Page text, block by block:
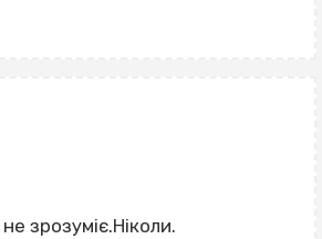
зрозуміє.Ніколи.